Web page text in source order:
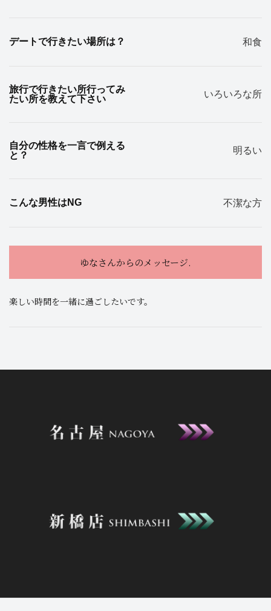
デートで行きたい場所は？ 和食
旅行で行きたい所行ってみ
たい所を教えて下さい
いろいろな所
自分の性格を一言で例える
と？
明るい
こんな男性はNG 不潔な方
ゆなさんからのメッセージ.
楽しい時間を一緒に過ごしたいです。